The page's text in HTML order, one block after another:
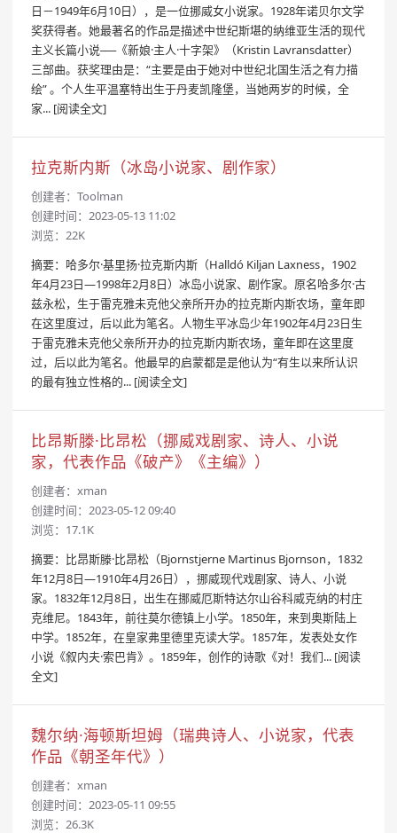
日－1949年6月10日），是一位挪威女小说家。1928年诺贝尔文学
奖获得者。她最著名的作品是描述中世纪斯堪的纳维亚生活的现代
主义长篇小说──《新娘·主人·十字架》（Kristin Lavransdatter）
三部曲。获奖理由是：“主要是由于她对中世纪北国生活之有力描
绘” 。个人生平温塞特出生于丹麦凯隆堡，当她两岁的时候，全
家... [阅读全文]
拉克斯内斯（冰岛小说家、剧作家）
创建者： Toolman
创建时间：2023-05-13 11:02
浏览：22K
摘要：哈多尔·基里扬·拉克斯内斯（Halldó Kiljan Laxness，1902
年4月23日—1998年2月8日）冰岛小说家、剧作家。原名哈多尔·古
兹永松，生于雷克雅未克他父亲所开办的拉克斯内斯农场，童年即
在这里度过，后以此为笔名。人物生平冰岛少年1902年4月23日生
于雷克雅未克他父亲所开办的拉克斯内斯农场，童年即在这里度
过，后以此为笔名。他最早的启蒙都是是他认为“有生以来所认识
的最有独立性格的... [阅读全文]
比昂斯滕·比昂松（挪威戏剧家、诗人、小说
家，代表作品《破产》《主编》）
创建者： xman
创建时间：2023-05-12 09:40
浏览：17.1K
摘要：比昂斯滕·比昂松（Bjornstjerne Martinus Bjornson，1832
年12月8日—1910年4月26日），挪威现代戏剧家、诗人、小说
家。1832年12月8日，出生在挪威厄斯特达尔山谷科威克纳的村庄
克维尼。1843年，前往莫尔德镇上小学。1850年，来到奥斯陆上
中学。1852年，在皇家弗里德里克读大学。1857年，发表处女作
小说《叙内夫·索巴肯》。1859年，创作的诗歌《对！我们... [阅读
全文]
魏尔纳·海顿斯坦姆（瑞典诗人、小说家，代表
作品《朝圣年代》）
创建者： xman
创建时间：2023-05-11 09:55
浏览：26.3K